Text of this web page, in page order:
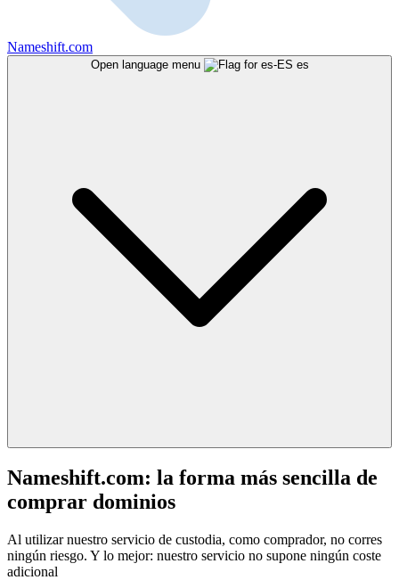
Nameshift.com
Open language menu es
Nameshift.com: la forma más sencilla de
comprar dominios
Al utilizar nuestro servicio de custodia, como comprador, no corres
ningún riesgo. Y lo mejor: nuestro servicio no supone ningún coste
adicional